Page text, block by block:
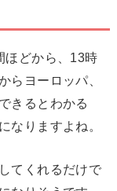
ほどから、13時
らヨーロッパ、
きるとわかる
なりますよね。
てくれるだけで